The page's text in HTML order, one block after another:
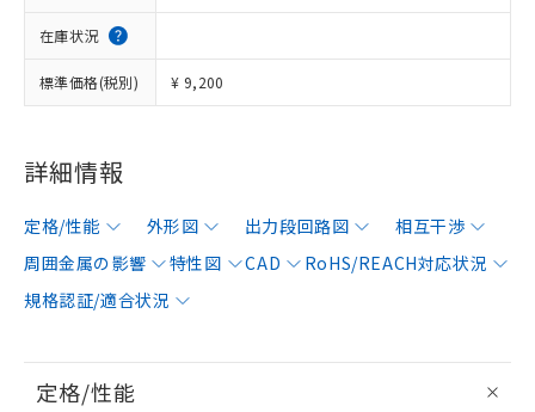
在庫状況
標準価格(税別) ¥ 9,200
詳細情報
定格/性能 外形図 出力段回路図
相互干渉
周囲金属の影響
特性図 CAD
RoHS/REACH対応状況
規格認証/適合状況
定格/性能